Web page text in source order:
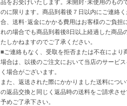
品をお受けいたします。未開封･未使用のもの
のに限ります。商品到着後７日以内にご連絡
合、送料･返金にかかる費用はお客様のご負担
れの場合でも商品到着後8日以上経過した商品
たしかねますのでご了承ください。
■ご連絡もなく、受取を拒否または不在により
場合は、以後のご注文において当店のサービ
く場合がございます。
また、返送された際にかかりました送料につ
の返品交換と同じく返品時の送料をご請求さ
予めご了承下さい。